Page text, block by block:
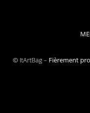
© ItArtBag – Fièrement